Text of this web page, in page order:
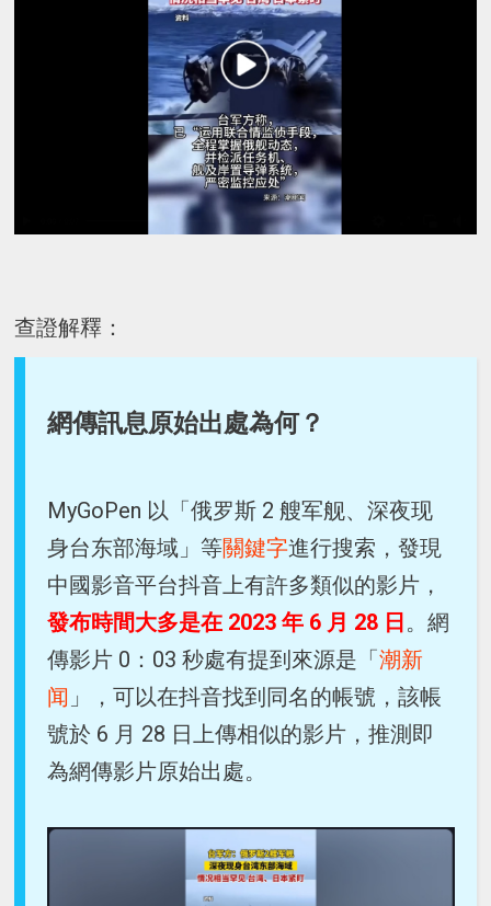
查證解釋：
網傳訊息原始出處為何？
MyGoPen 以「俄罗斯 2 艘军舰、深夜现
身台东部海域」等關鍵字進行搜索，發現
中國影音平台抖音上有許多類似的影片，
發布時間大多是在 2023 年 6 月 28 日 。網
傳影片 0：03 秒處有提到來源是「潮新
闻 」，可以在抖音找到同名的帳號，該帳
號於 6 月 28 日上傳相似的影片，推測即
為網傳影片原始出處。